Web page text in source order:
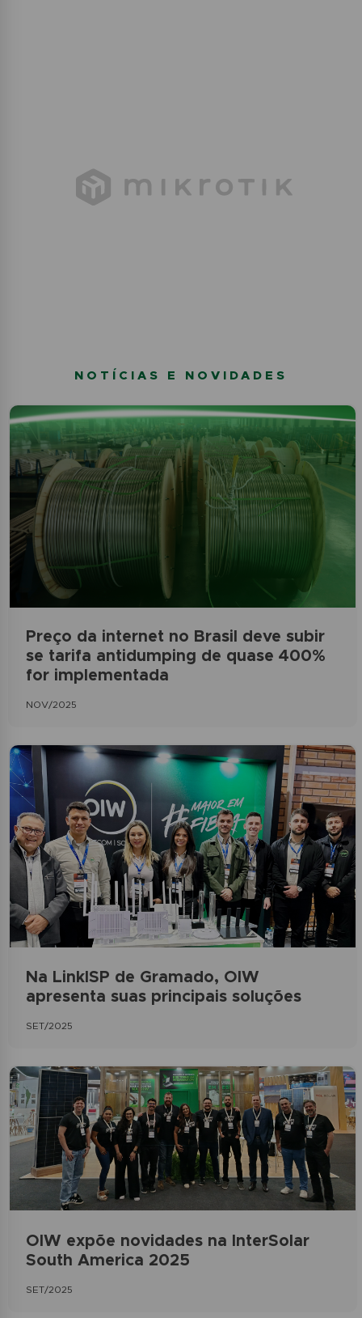
NOTÍCIAS E NOVIDADES
Preço da internet no Brasil deve subir
se tarifa antidumping de quase 400%
for implementada
NOV/2025
Na LinkISP de Gramado, OIW
apresenta suas principais soluções
SET/2025
OIW expõe novidades na InterSolar
South America 2025
SET/2025